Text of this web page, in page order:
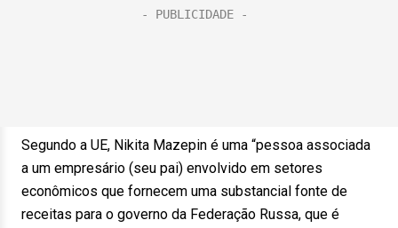
Segundo a UE, Nikita Mazepin é uma “pessoa associada
a um empresário (seu pai) envolvido em setores
econômicos que fornecem uma substancial fonte de
receitas para o governo da Federação Russa, que é